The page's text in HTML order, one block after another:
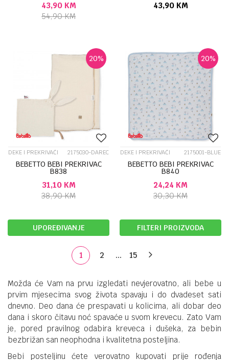
43,90 KM
54,90KM
43,90 KM
20%
DEKE I PREKRIVAČI 2175030-DAREC
BEBETTO BEBI PREKRIVAC
B838
31,10 KM
38,90KM
20%
DEKE I PREKRIVAČI 2175001-BLUE
BEBETTO BEBI PREKRIVAC
B840
24,24 KM
30,30KM
UPOREĐIVANJE FILTERI PROIZVODA
1 2 ... 15
Možda će Vam na prvu izgledati nevjerovatno, ali bebe u
prvim mjesecima svog života spavaju i do dvadeset sati
dnevno. Deo dana će prespavati u kolicima, ali dobar deo
dana i skoro čitavu noć spavaće u svom krevecu. Zato Vam
je, pored pravilnog odabira kreveca i dušeka, za bebin
bezbrižan san neophodna i kvalitetna posteljina.
Bebi posteljinu ćete verovatno kupovati prije rođenja